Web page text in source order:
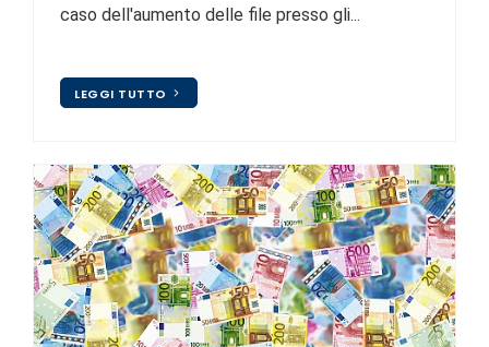
caso dell'aumento delle file presso gli...
LEGGI TUTTO